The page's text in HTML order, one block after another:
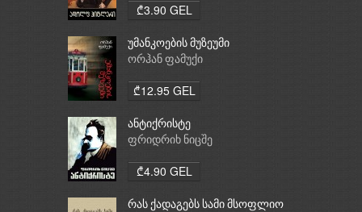
₾3.90 GEL
უმანკოების მუზეუმი
ორჰან ფამუქი
₾12.95 GEL
ანტიქრისტე
ფრიდრიხ ნიცშე
₾4.90 GEL
რას ქადაგებს სამი მსოფლიო